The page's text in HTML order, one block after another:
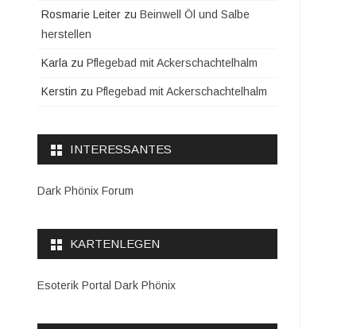
Rosmarie Leiter zuBeinwell Öl und Salbe
herstellen
Karla zuPflegebad mit Ackerschachtelhalm
Kerstin zuPflegebad mit Ackerschachtelhalm
INTERESSANTES
Dark Phönix Forum
KARTENLEGEN
Esoterik Portal Dark Phönix